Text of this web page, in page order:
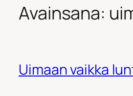
Avainsana:
Uimaan vaikka